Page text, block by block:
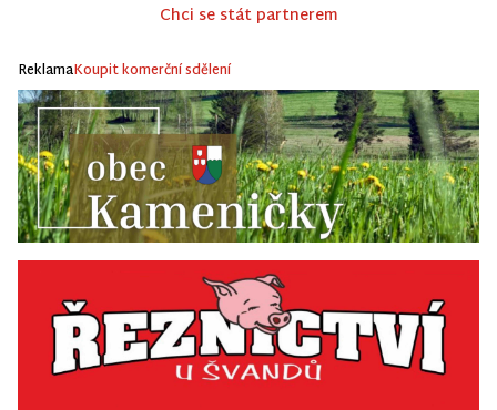
Chci se stát partnerem
ReklamaKoupit komerční sdělení